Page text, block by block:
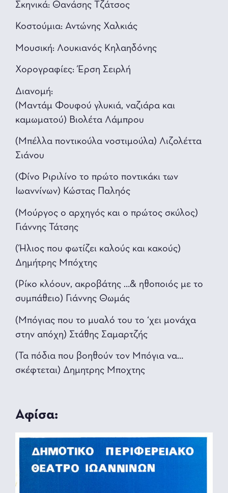
Σκηνικά: Θανάσης Τζάτσος
Κοστούμια: Αντώνης Χαλκιάς
Μουσική: Λουκιανός Κηλαηδόνης
Χορογραφίες: Έρση Σειρλή
Διανομή:
(Μαντάμ Φουφού γλυκιά, ναζιάρα και
καμωματού) Βιολέτα Λάμπρου
(Μπέλλα ποντικούλα νοστιμούλα) Λιζολέττα
Σιάνου
(Φίνο Ριριλίνο το πρώτο ποντικάκι των
Ιωαννίνων) Κώστας Παληός
(Μούργος ο αρχηγός και ο πρώτος σκύλος)
Γιάννης Τάτσης
(Ήλιος που φωτίζει καλούς και κακούς)
Δημήτρης Μπόχτης
(Ρίκο κλόουν, ακροβάτης …& ηθοποιός με το
συμπάθειο) Γιάννης Θωμάς
(Μπόγιας που το μυαλό του το ‘χει μονάχα
στην απόχη) Στάθης Σαμαρτζής
(Τα πόδια που βοηθούν τον Μπόγια να…
σκέφτεται) Δημητρης Μποχτης
Αφίσα: